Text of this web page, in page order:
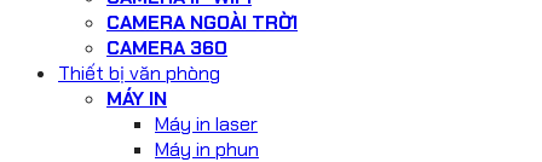
CAMERA NGOÀI TRỜI
CAMERA 360
Thiết bị văn phòng
MÁY IN
Máy in laser
Máy in phun